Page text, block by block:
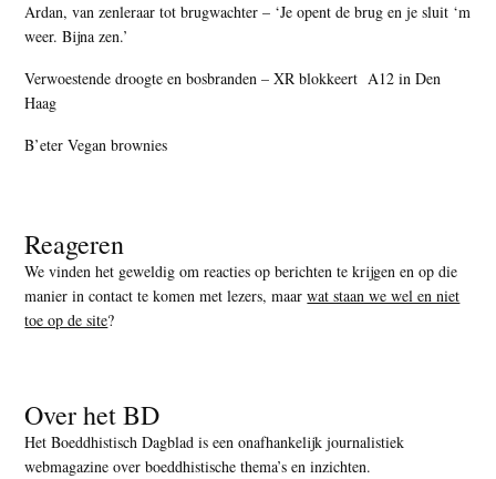
Ardan, van zenleraar tot brugwachter – ‘Je opent de brug en je sluit ‘m
weer. Bijna zen.’
Verwoestende droogte en bosbranden – XR blokkeert A12 in Den
Haag
B’eter Vegan brownies
Reageren
We vinden het geweldig om reacties op berichten te krijgen en op die
manier in contact te komen met lezers, maarwat staan we wel en niet
toe op de site?
Over het BD
Het Boeddhistisch Dagblad is een onafhankelijk journalistiek
webmagazine over boeddhistische thema’s en inzichten.